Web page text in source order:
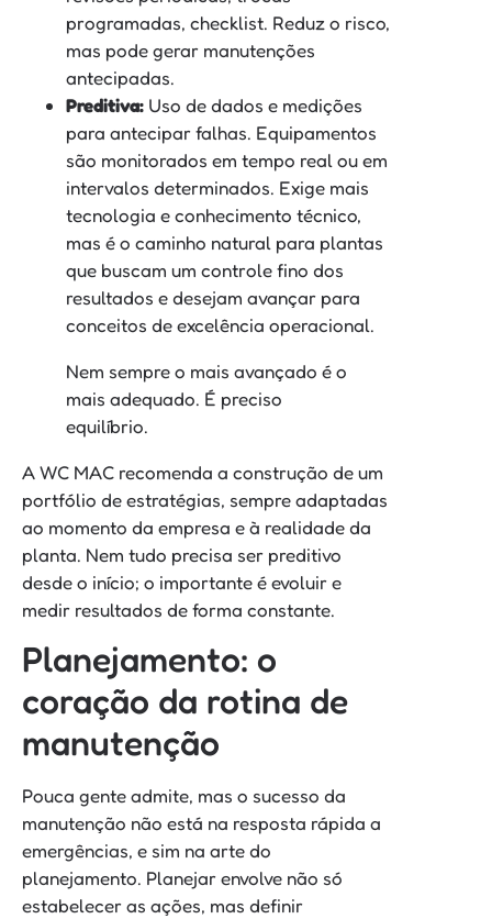
programadas, checklist. Reduz o risco,
mas pode gerar manutenções
antecipadas.
Preditiva: Uso de dados e medições
para antecipar falhas. Equipamentos
são monitorados em tempo real ou em
intervalos determinados. Exige mais
tecnologia e conhecimento técnico,
mas é o caminho natural para plantas
que buscam um controle fino dos
resultados e desejam avançar para
conceitos de excelência operacional.
Nem sempre o mais avançado é o
mais adequado. É preciso
equilíbrio.
A WC MAC recomenda a construção de um
portfólio de estratégias, sempre adaptadas
ao momento da empresa e à realidade da
planta. Nem tudo precisa ser preditivo
desde o início; o importante é evoluir e
medir resultados de forma constante.
Planejamento: o
coração da rotina de
manutenção
Pouca gente admite, mas o sucesso da
manutenção não está na resposta rápida a
emergências, e sim na arte do
planejamento. Planejar envolve não só
estabelecer as ações, mas definir